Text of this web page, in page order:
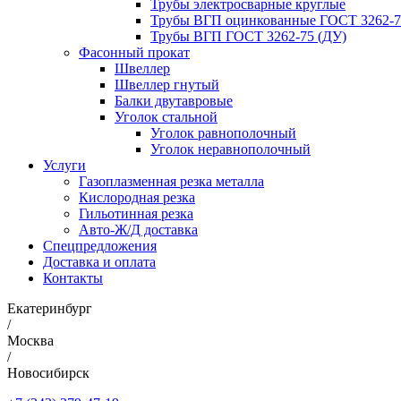
Трубы электросварные круглые
Трубы ВГП оцинкованные ГОСТ 3262-
Трубы ВГП ГОСТ 3262-75 (ДУ)
Фасонный прокат
Швеллер
Швеллер гнутый
Балки двутавровые
Уголок стальной
Уголок равнополочный
Уголок неравнополочный
Услуги
Газоплазменная резка металла
Кислородная резка
Гильотинная резка
Авто-Ж/Д доставка
Спецпредложения
Доставка и оплата
Контакты
Екатеринбург
/
Москва
/
Новосибирск